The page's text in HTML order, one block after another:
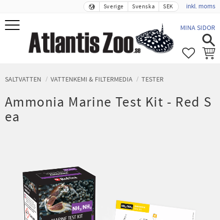
Meny
Sverige Svenska SEK inkl. moms
MINA SIDOR
SALTVATTEN VATTENKEMI & FILTERMEDIA TESTER
Ammonia Marine Test Kit - Red S
ea